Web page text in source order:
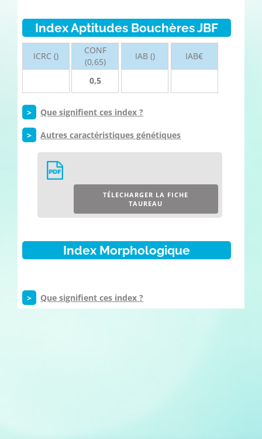
Index Aptitudes Bouchères JBF
ICRC ()
CONF
(0,65)
0,5
IAB () IAB€
> Que signifient ces index ?
> Autres caractéristiques génétiques
TÉLECHARGER LA FICHE
TAUREAU
Index Morphologique
> Que signifient ces index ?